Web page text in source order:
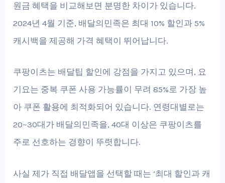
원금 혜택을 비교해보면 분명한 차이가 있습니다.
2024년 4월 기준, 배달의민족은 최대 10% 할인과 5%
캐시백을 제공해 가격 혜택이 뛰어납니다.
쿠팡이츠는 배달팁 할인에 강점을 가지고 있으며, 요
기요는 중복 쿠폰 사용 가능률이 무려 85%로 가장 높
아 쿠폰 활용에 최적화되어 있습니다. 연령대별로는
20~30대가 배달의민족을, 40대 이상은 쿠팡이츠를
주로 선호하는 경향이 뚜렷합니다.
사실 제가 직접 배달앱을 선택할 때는 ‘최대 할인과 캐